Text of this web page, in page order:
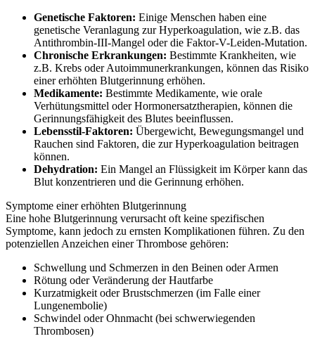
Genetische Faktoren: Einige Menschen haben eine
genetische Veranlagung zur Hyperkoagulation, wie z.B. das
Antithrombin-III-Mangel oder die Faktor-V-Leiden-Mutation.
Chronische Erkrankungen: Bestimmte Krankheiten, wie
z.B. Krebs oder Autoimmunerkrankungen, können das Risiko
einer erhöhten Blutgerinnung erhöhen.
Medikamente: Bestimmte Medikamente, wie orale
Verhütungsmittel oder Hormonersatztherapien, können die
Gerinnungsfähigkeit des Blutes beeinflussen.
Lebensstil-Faktoren: Übergewicht, Bewegungsmangel und
Rauchen sind Faktoren, die zur Hyperkoagulation beitragen
können.
Dehydration: Ein Mangel an Flüssigkeit im Körper kann das
Blut konzentrieren und die Gerinnung erhöhen.
Symptome einer erhöhten Blutgerinnung
Eine hohe Blutgerinnung verursacht oft keine spezifischen
Symptome, kann jedoch zu ernsten Komplikationen führen. Zu den
potenziellen Anzeichen einer Thrombose gehören:
Schwellung und Schmerzen in den Beinen oder Armen
Rötung oder Veränderung der Hautfarbe
Kurzatmigkeit oder Brustschmerzen (im Falle einer
Lungenembolie)
Schwindel oder Ohnmacht (bei schwerwiegenden
Thrombosen)